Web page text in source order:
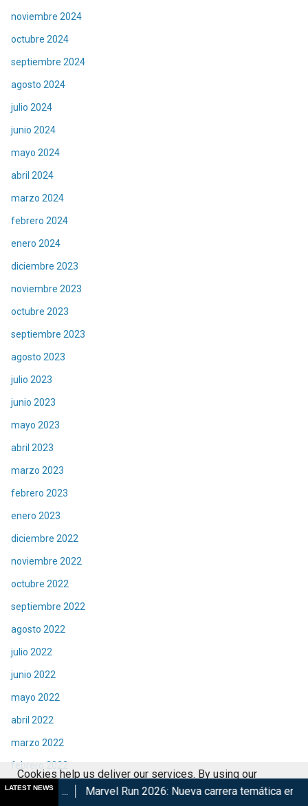
noviembre 2024
octubre 2024
septiembre 2024
agosto 2024
julio 2024
junio 2024
mayo 2024
abril 2024
marzo 2024
febrero 2024
enero 2024
diciembre 2023
noviembre 2023
octubre 2023
septiembre 2023
agosto 2023
julio 2023
junio 2023
mayo 2023
abril 2023
marzo 2023
febrero 2023
enero 2023
diciembre 2022
noviembre 2022
octubre 2022
septiembre 2022
agosto 2022
julio 2022
junio 2022
mayo 2022
abril 2022
marzo 2022
febrero 2022
enero 2022
LATEST NEWSRun 2026: Nueva carrera temática en CDMX Retorna
Cookies help us deliver our services. By using our
services, you agree to our use of cookies.
Got it